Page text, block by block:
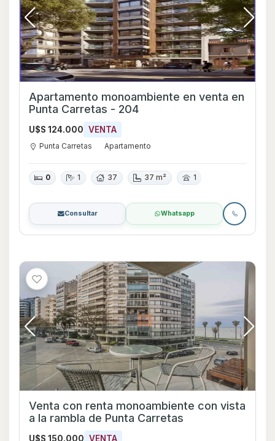
Apartamento monoambiente en venta en
Punta Carretas - 204
U$S 124.000 VENTA
Punta Carretas Apartamento
0 1 37 37 m² 1
Consultar Whatsapp
Venta con renta monoambiente con vista
a la rambla de Punta Carretas
U$S 150.000 VENTA